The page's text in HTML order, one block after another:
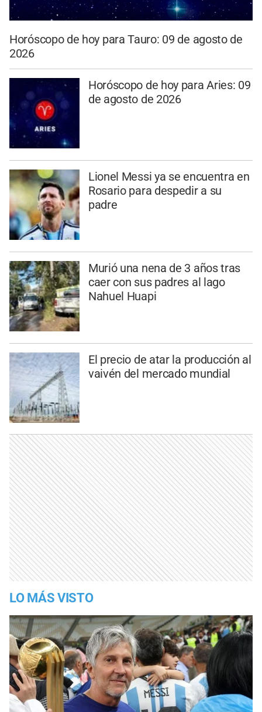
Horóscopo de hoy para Tauro: 09 de agosto de
2026
Horóscopo de hoy para Aries: 09
de agosto de 2026
Lionel Messi ya se encuentra en
Rosario para despedir a su
padre
Murió una nena de 3 años tras
caer con sus padres al lago
Nahuel Huapi
El precio de atar la producción al
vaivén del mercado mundial
LO MÁS VISTO